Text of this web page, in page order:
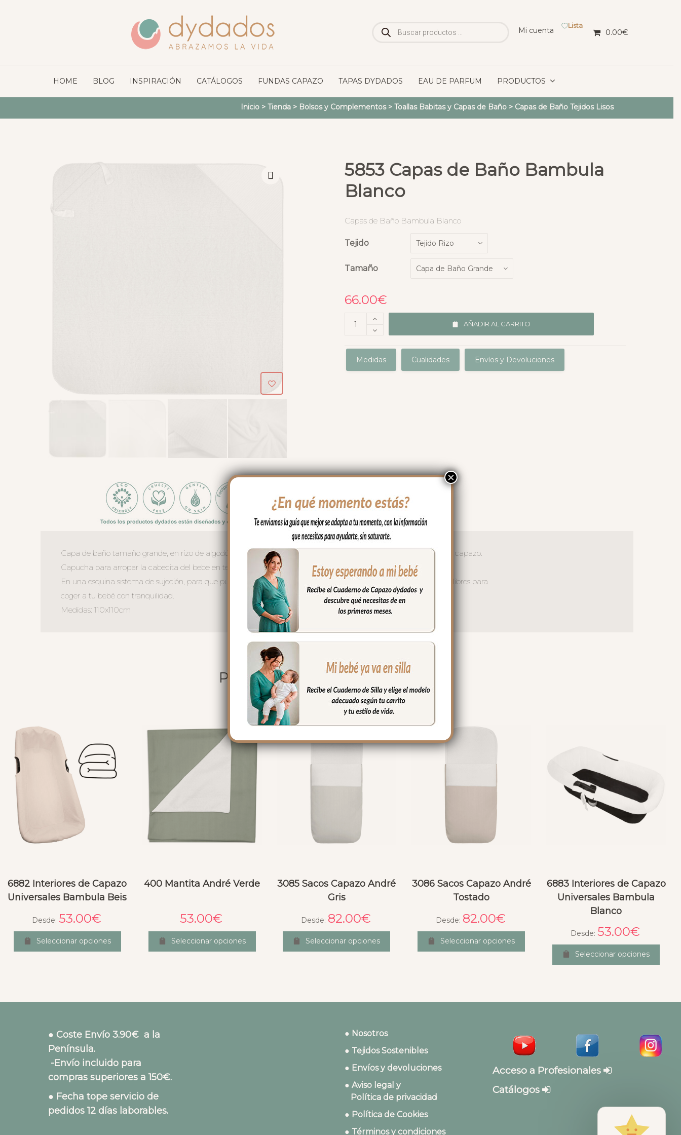
de
productos
Mi cuenta
Lista
0.00€
HOME BLOG INSPIRACIÓN CATÁLOGOS FUNDAS CAPAZO TAPAS DYDADOS EAU DE PARFUM PRODUCTOS
Inicio> Tienda> Bolsos y Complementos> Toallas Babitas y Capas de Baño> Capas de Baño Tejidos Lisos
5853 Capas de Baño Bambula
Blanco
Capas de Baño Bambula Blanco
Tejido
Tamaño
66.00€
AÑADIR AL CARRITO
Medidas Cualidades Envíos y Devoluciones
Capa de baño tamaño grande, en rizo de algodón con el borde a juego con la colección que hayas elegido para tu capazo.
Capucha para arropar la cabecita del bebe en tejido de algodón también a juego
En una esquina sistema de sujeción, para que puedas colocar la toalla alrededor de tu cuello y así tener las manos libres para
coger a tu bebé con tranquilidad.
Medidas: 110x110cm
PRODUCTOS RELACIONADOS
6882 Interiores de Capazo
Universales Bambula Beis
Desde: 53.00€
Seleccionar opciones
400 Mantita André Verde
53.00€
Seleccionar opciones
3085 Sacos Capazo André
Gris
Desde: 82.00€
Seleccionar opciones
3086 Sacos Capazo André
Tostado
Desde: 82.00€
Seleccionar opciones
6883 Interiores de Capazo
Universales Bambula
Blanco
Desde: 53.00€
Seleccionar opciones
● Coste Envío 3.90€ a la
Península.
-Envío incluido para
compras superiores a 150€.
● Fecha tope servicio de
pedidos 12 días laborables.
● Nosotros
● Tejidos Sostenibles
● Envíos y devoluciones
● Aviso legal y
Política de privacidad
● Política de Cookies
● Términos y condiciones
Acceso a Profesionales
Catálogos
×